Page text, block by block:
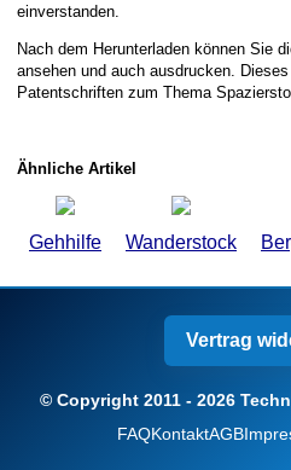
einverstanden.
Nach dem Herunterladen können Sie
ansehen und auch ausdrucken.
Patentschriften zum Thema
Ähnliche Artikel
Gehhilfe Wanderstock
Vertrag
© Copyright 2011 - 2026
FAQKontaktAGB